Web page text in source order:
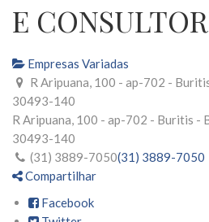
E
Empresas Variadas
R Aripuana, 100 - ap-702 -
30493-140
R Aripuana, 100 - ap-702 - Buritis -
30493-140
(31) 3889-7050(31) 3889-7050
Compartilhar
Facebook